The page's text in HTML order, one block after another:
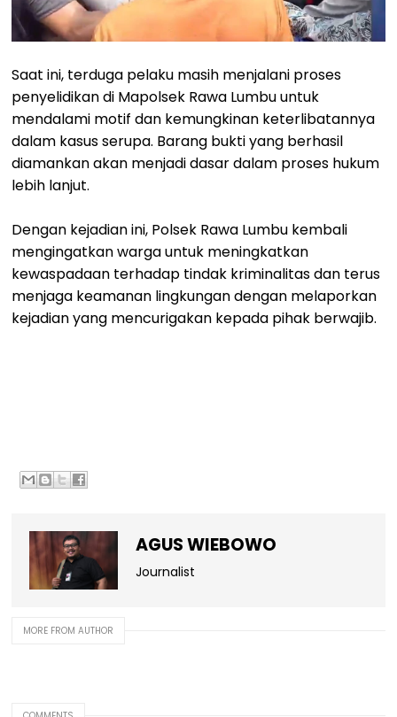
Saat ini, terduga pelaku masih menjalani proses
penyelidikan di Mapolsek Rawa Lumbu untuk
mendalami motif dan kemungkinan keterlibatannya
dalam kasus serupa. Barang bukti yang berhasil
diamankan akan menjadi dasar dalam proses hukum
lebih lanjut.
Dengan kejadian ini, Polsek Rawa Lumbu kembali
mengingatkan warga untuk meningkatkan
kewaspadaan terhadap tindak kriminalitas dan terus
menjaga keamanan lingkungan dengan melaporkan
kejadian yang mencurigakan kepada pihak berwajib.
AGUS WIEBOWO
Journalist
MORE FROM AUTHOR